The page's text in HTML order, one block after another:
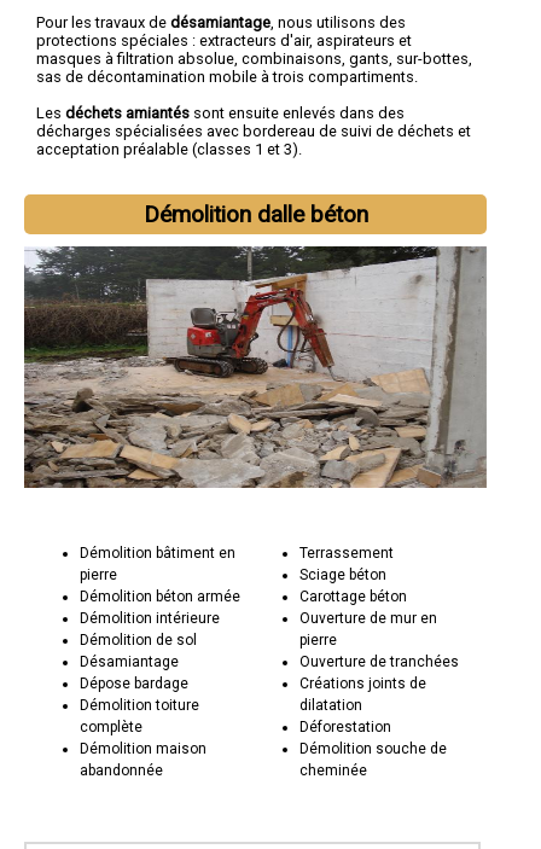
Pour les travaux de désamiantage, nous utilisons des
protections spéciales : extracteurs d'air, aspirateurs et
masques à filtration absolue, combinaisons, gants, sur-bottes,
sas de décontamination mobile à trois compartiments.
Les déchets amiantés sont ensuite enlevés dans des
décharges spécialisées avec bordereau de suivi de déchets et
acceptation préalable (classes 1 et 3).
Démolition dalle béton
Démolition bâtiment en
pierre
Démolition béton armée
Démolition intérieure
Démolition de sol
Désamiantage
Dépose bardage
Démolition toiture
complète
Démolition maison
abandonnée
Terrassement
Sciage béton
Carottage béton
Ouverture de mur en
pierre
Ouverture de tranchées
Créations joints de
dilatation
Déforestation
Démolition souche de
cheminée